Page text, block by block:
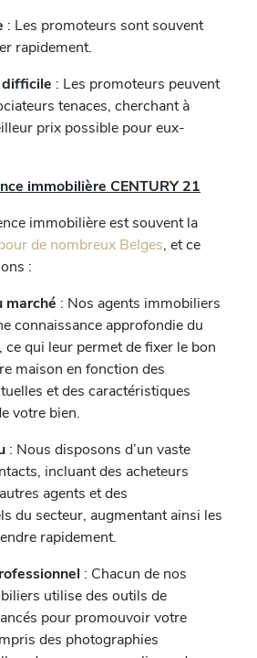
: Les promoteurs sont souvent
rapidement.
: Les promoteurs peuvent
tenaces, cherchant à
prix possible pour eux-
immobilière CENTURY 21
immobilière est souvent la
de nombreux Belges, et ce
:
marché : Nos agents immobiliers
connaissance approfondie du
ce qui leur permet de fixer le bon
maison en fonction des
et des caractéristiques
votre bien.
: Nous disposons d’un vaste
incluant des acheteurs
agents et des
du secteur, augmentant ainsi les
rapidement.
: Chacun de nos
utilise des outils de
pour promouvoir votre
des photographies